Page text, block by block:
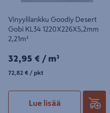
Vinyylilankku Goodiy Desert
Gobi KL34 1220X226X5,2mm
2,21m²
32,95€/m²
32,95 € / m²
72,82€/pkt
72,82 € / pkt
Lue lisää